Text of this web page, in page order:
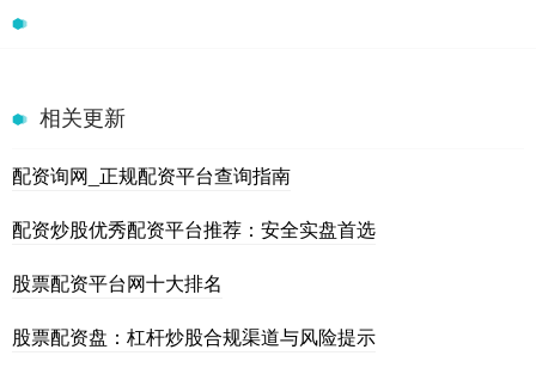
相关更新
配资询网_正规配资平台查询指南
配资炒股优秀配资平台推荐：安全实盘首选
股票配资平台网十大排名
股票配资盘：杠杆炒股合规渠道与风险提示